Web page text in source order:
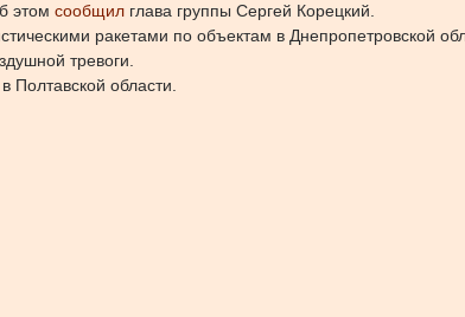
этом сообщил глава группы Сергей Корецкий.
ракетами по объектам в Днепропетровской
тревоги.
области.